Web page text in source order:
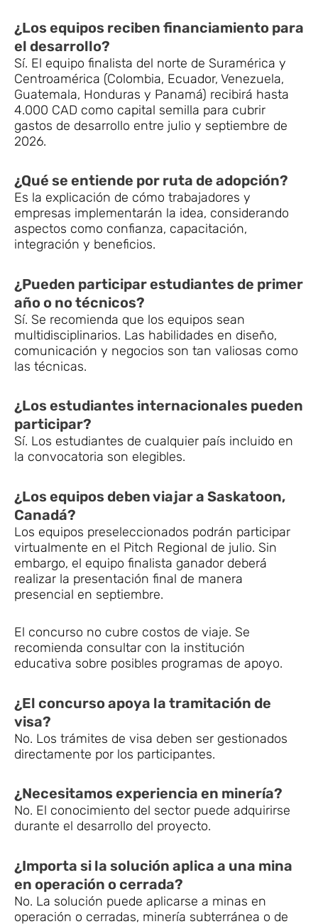
¿Los equipos reciben financiamiento para
el desarrollo?
Sí. El equipo finalista del norte de Suramérica y
Centroamérica (Colombia, Ecuador, Venezuela,
Guatemala, Honduras y Panamá) recibirá hasta
4.000 CAD como capital semilla para cubrir
gastos de desarrollo entre julio y septiembre de
2026.
¿Qué se entiende por ruta de adopción?
Es la explicación de cómo trabajadores y
empresas implementarán la idea, considerando
aspectos como confianza, capacitación,
integración y beneficios.
¿Pueden participar estudiantes de primer
año o no técnicos?
Sí. Se recomienda que los equipos sean
multidisciplinarios. Las habilidades en diseño,
comunicación y negocios son tan valiosas como
las técnicas.
¿Los estudiantes internacionales pueden
participar?
Sí. Los estudiantes de cualquier país incluido en
la convocatoria son elegibles.
¿Los equipos deben viajar a Saskatoon,
Canadá?
Los equipos preseleccionados podrán participar
virtualmente en el Pitch Regional de julio. Sin
embargo, el equipo finalista ganador deberá
realizar la presentación final de manera
presencial en septiembre.
El concurso no cubre costos de viaje. Se
recomienda consultar con la institución
educativa sobre posibles programas de apoyo.
¿El concurso apoya la tramitación de
visa?
No. Los trámites de visa deben ser gestionados
directamente por los participantes.
¿Necesitamos experiencia en minería?
No. El conocimiento del sector puede adquirirse
durante el desarrollo del proyecto.
¿Importa si la solución aplica a una mina
en operación o cerrada?
No. La solución puede aplicarse a minas en
operación o cerradas, minería subterránea o de